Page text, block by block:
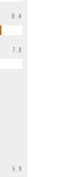
8.4
7.8
5.9